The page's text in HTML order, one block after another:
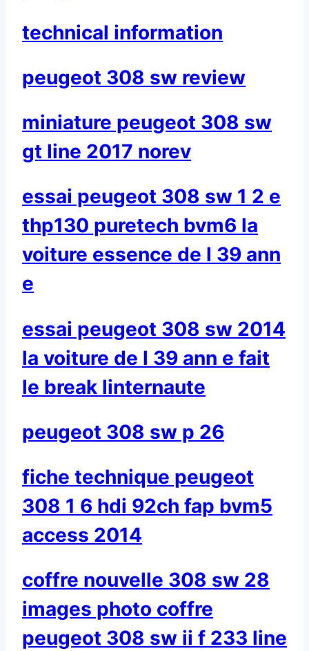
technical information
peugeot 308 sw review
miniature peugeot 308 sw
gt line 2017 norev
essai peugeot 308 sw 1 2 e
thp130 puretech bvm6 la
voiture essence de l 39 ann
e
essai peugeot 308 sw 2014
la voiture de l 39 ann e fait
le break linternaute
peugeot 308 sw p 26
fiche technique peugeot
308 1 6 hdi 92ch fap bvm5
access 2014
coffre nouvelle 308 sw 28
images photo coffre
peugeot 308 sw ii f 233 line